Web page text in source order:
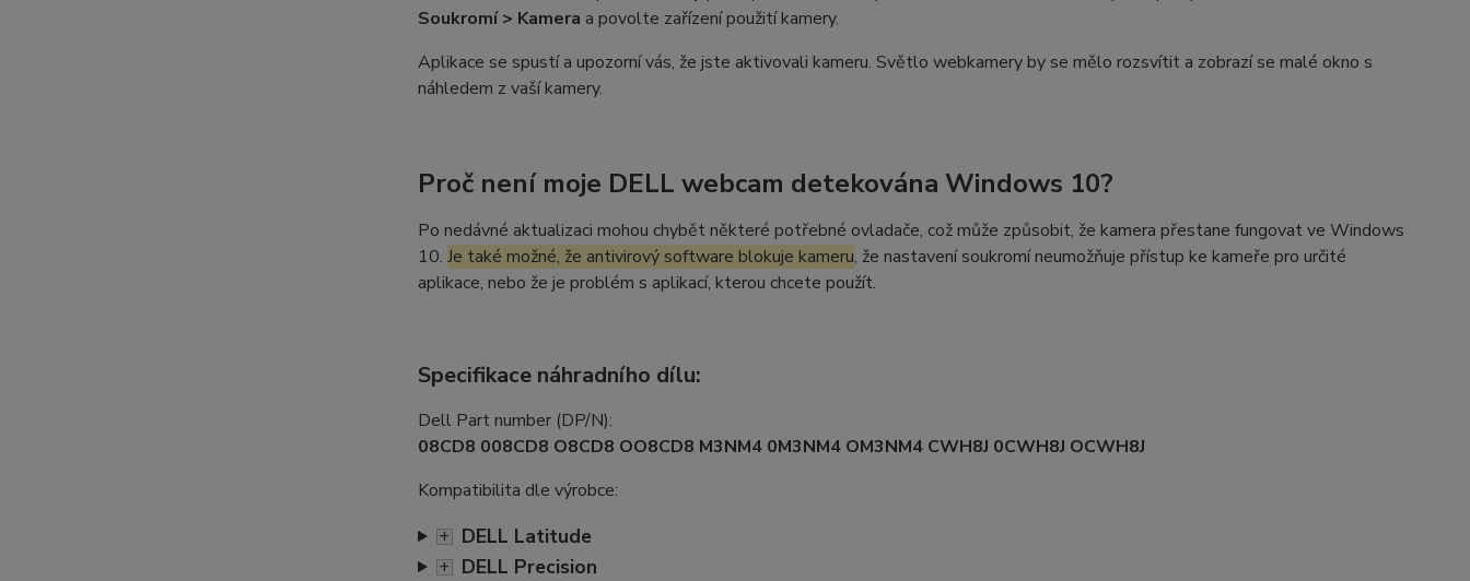
Soukromí > Kamera a povolte zařízení použití kamery.
Aplikace se spustí a upozorní vás, že jste aktivovali kameru. Světlo webkamery by se mělo rozsvítit a zobrazí se malé okno s
náhledem z vaší kamery.
Proč není moje DELL webcam detekována Windows 10?
Po nedávné aktualizaci mohou chybět některé potřebné ovladače, což může způsobit, že kamera přestane fungovat ve Windows
10. Je také možné, že antivirový software blokuje kameru, že nastavení soukromí neumožňuje přístup ke kameře pro určité
aplikace, nebo že je problém s aplikací, kterou chcete použít.
Specifikace náhradního dílu:
Dell Part number (DP/N):
08CD8 008CD8 O8CD8 OO8CD8 M3NM4 0M3NM4 OM3NM4 CWH8J 0CWH8J OCWH8J
Kompatibilita dle výrobce:
+ DELL Latitude
+ DELL Precision